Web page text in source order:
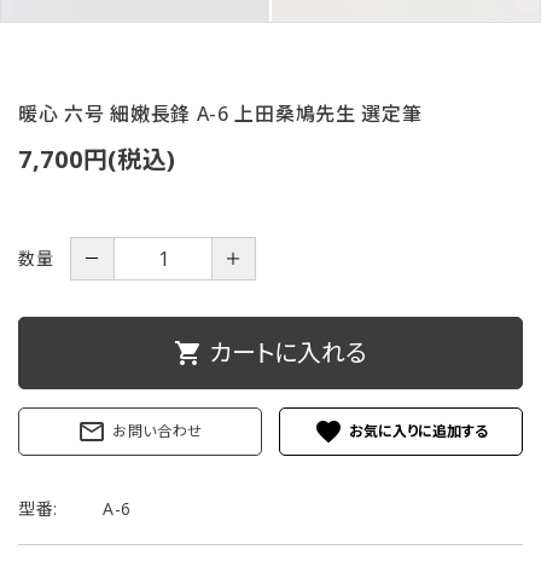
特定商取引法について
暖心 六号 細嫩長鋒 A-6 上田桑鳩先生 選定筆
7,700円(税込)
数量 － ＋
shopping_cart カートに入れる
mail_outline お問い合わせ favorite
型番: A-6